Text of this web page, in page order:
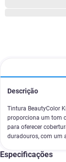
Descrição
Tintura BeautyColor
proporciona um tom
para oferecer
duradouros, com um
Especificações